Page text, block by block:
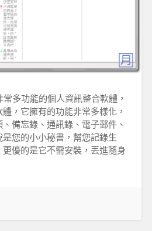
多功能的個人資訊整合軟體，
，它擁有的功能非常多樣化，
備忘錄、通訊錄、電子郵件、
您的小小秘書，幫您記錄生
優的是它不需安裝，丟進隨身